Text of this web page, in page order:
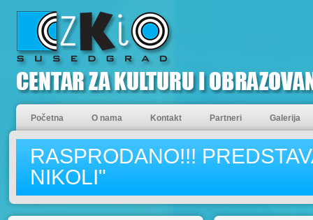
Početna O nama Kontakt Partneri Galerija
RASPRODANO!!!
NIKOLI"